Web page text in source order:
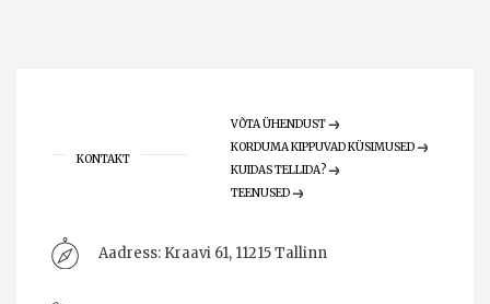
KONTAKT
VÕTA ÜHENDUST
KORDUMA KIPPUVAD KÜSIMUSED
KUIDAS TELLIDA?
TEENUSED
Aadress: Kraavi 61, 11215 Tallinn